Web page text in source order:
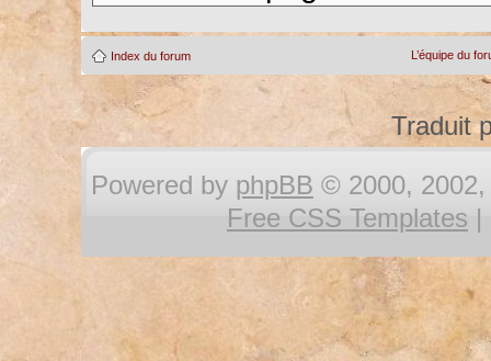
Index du forum L’équipe du
Traduit
Powered by phpBB © 2000, 2002,
Free CSS Templates |